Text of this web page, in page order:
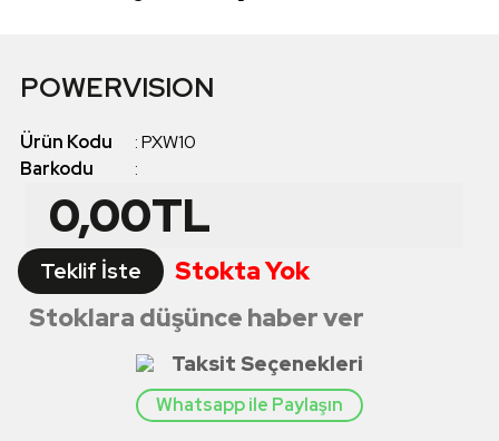
POWERVISION
Ürün Kodu :PXW10
Barkodu
:
0,00TL
Teklif İste
Stokta Yok
Stoklara düşünce haber ver
Taksit Seçenekleri
Whatsapp ile Paylaşın